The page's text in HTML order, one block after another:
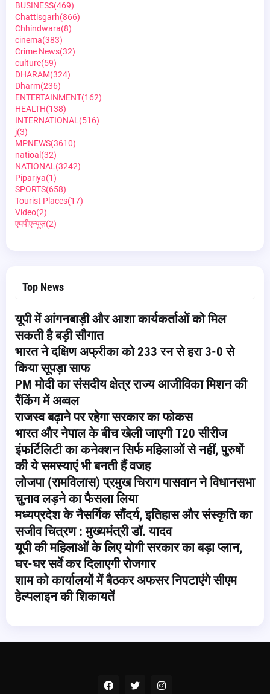
BUSINESS(469)
Chattisgarh(866)
Chhindwara(8)
cinema(383)
Crime News(32)
culture(59)
DHARAM(324)
Dharm(236)
ENTERTAINMENT(162)
HEALTH(138)
INTERNATIONAL (516)
j(3)
MPNEWS(3610)
natioal (32)
NATIONAL (3242)
Pipariya(1)
SPORTS(658)
Tourist Places(17)
Video(2)
एमपीएन्यूज़(2)
Top News
यूपी में आंगनबाड़ी और आशा कार्यकर्ताओं को मिल
सकती है बड़ी सौगात
भारत ने दक्षिण अफ्रीका को 233 रन से हरा 3-0 से
किया सूपड़ा साफ
PM मोदी का संसदीय क्षेत्र राज्य आजीविका मिशन की
रैंकिंग में अव्वल
राजस्व बढ़ाने पर रहेगा सरकार का फोकस
भारत और नेपाल के बीच खेली जाएगी T20 सीरीज
इंफर्टिलिटी का कनेक्शन सिर्फ महिलाओं से नहीं, पुरुषों
की ये समस्याएं भी बनती हैं वजह
लोजपा (रामविलास) प्रमुख चिराग पासवान ने विधानसभा
चुनाव लड़ने का फैसला लिया
मध्यप्रदेश के नैसर्गिक सौंदर्य, इतिहास और संस्कृति का
सजीव चित्रण : मुख्यमंत्री डॉ. यादव
यूपी की महिलाओं के लिए योगी सरकार का बड़ा प्लान,
घर-घर सर्वे कर दिलाएगी रोजगार
शाम को कार्यालयों में बैठकर अफसर निपटाएंगे सीएम
हेल्पलाइन की शिकायतें